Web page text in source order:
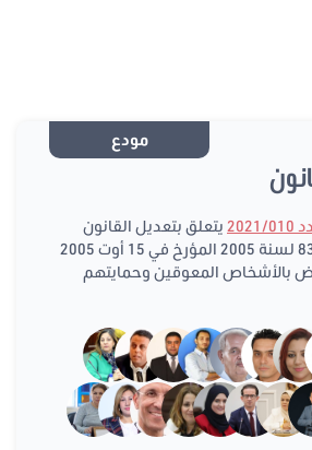
مودع
يتعلق بتعديل القانون
التوجيهي عدد 83 لسنة 2005 المؤرخ في 15 أوت 2005
بالأشخاص المعوقين وحمايتهم